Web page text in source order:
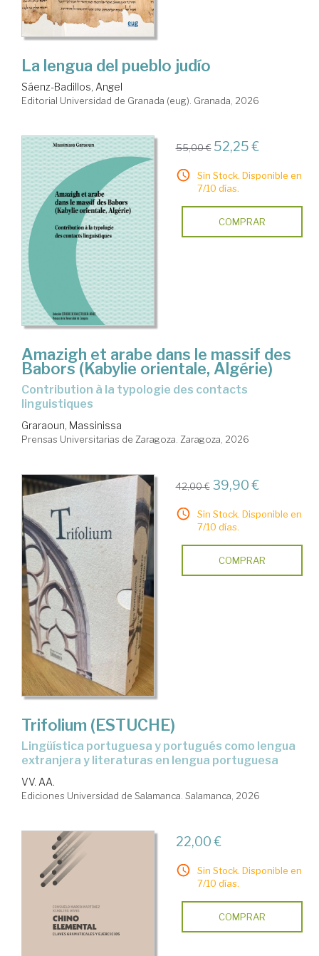
La lengua del pueblo judío
Sáenz-Badillos, Angel
Editorial Universidad de Granada (eug). Granada, 2026
55,00 € 52,25 €
Sin Stock. Disponible en
7/10 días.
COMPRAR
Amazigh et arabe dans le massif des
Babors (Kabylie orientale, Algérie)
Contribution à la typologie des contacts
linguistiques
Graraoun, Massinissa
Prensas Universitarias de Zaragoza. Zaragoza, 2026
42,00 € 39,90 €
Sin Stock. Disponible en
7/10 días.
COMPRAR
Trifolium (ESTUCHE)
Lingüística portuguesa y portugués como lengua
extranjera y literaturas en lengua portuguesa
VV. AA.
Ediciones Universidad de Salamanca. Salamanca, 2026
22,00 €
Sin Stock. Disponible en
7/10 días.
COMPRAR